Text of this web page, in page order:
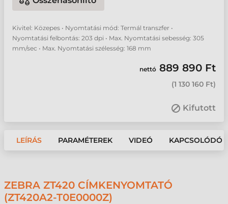
Kivitel: Közepes • Nyomtatási mód: Termál transzfer •
Nyomtatási felbontás: 203 dpi • Max. Nyomtatási sebesség: 305
mm/sec • Max. Nyomtatási szélesség: 168 mm
nettó 889 890 Ft
(1 130 160 Ft)
Kifutott
LEÍRÁS PARAMÉTEREK VIDEÓ KAPCSOLÓDÓ
ZEBRA ZT420 CÍMKENYOMTATÓ
(ZT420A2-T0E0000Z)